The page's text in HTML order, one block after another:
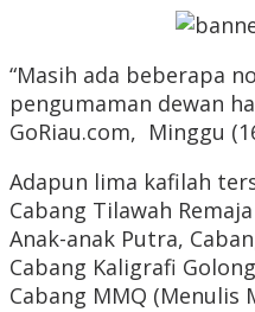
“Masih ada beberapa
pengumaman dewan
GoRiau.com, Minggu
Adapun lima kafilah
Cabang Tilawah
Anak-anak Putra,
Cabang Kaligrafi
Cabang MMQ (Menulis